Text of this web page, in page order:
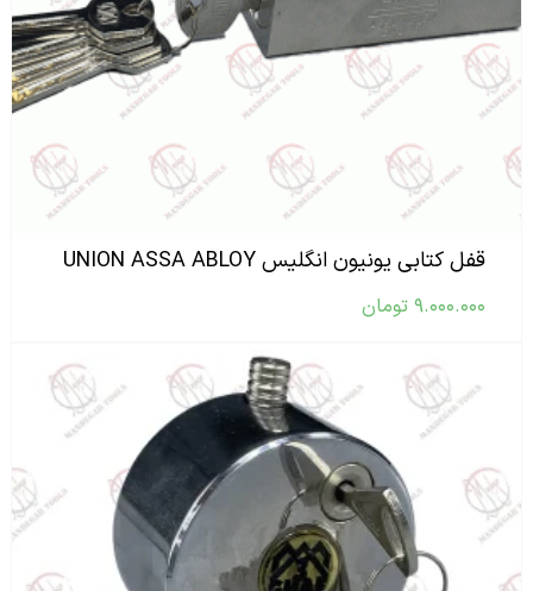
قفل کتابی یونیون انگلیس UNION ASSA ABLOY
۹.۰۰۰.۰۰۰ تومان